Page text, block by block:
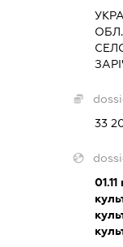
33
01.11